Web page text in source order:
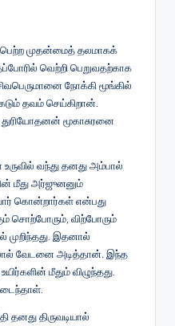
முதன்மைத் தலமாகக்
வெற்றி பெறுவதற்காக
நோக்கி மூங்கில்
தவம் செய்கிறான்.
மூகாசுரனை
வந்து தனது அம்பால்
மீது அர்ஜுனனும்
கொன்றார்கள் என்பது
சொற்போரும், விற்போரும்
முறிந்தது. இதனால்
வேடனை அடித்தான். இந்த
மீதும் விழுந்தது.
தனது திருவடியால்